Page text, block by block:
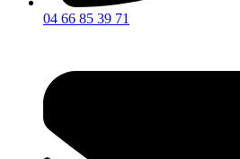
04 66 85 39 71